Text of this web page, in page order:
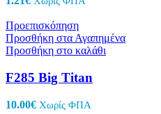
Προεπισκόπηση
Προσθήκη στα Αγαπημένα
Προσθήκη στο καλάθι
F285 Big Titan
10.00€ Χωρίς ΦΠΑ